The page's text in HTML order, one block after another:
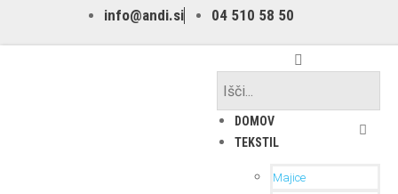
info@andi.si 04 510 58 50
DOMOV
TEKSTIL
Majice